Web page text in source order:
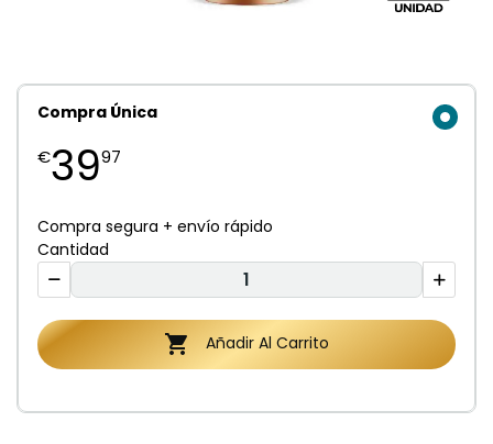
Compra Única
€3997
Compra segura + envío rápido
Cantidad
 Añadir Al Carrito